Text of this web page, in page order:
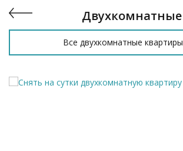
Двухкомнатные
Все двухкомнатные квартиры